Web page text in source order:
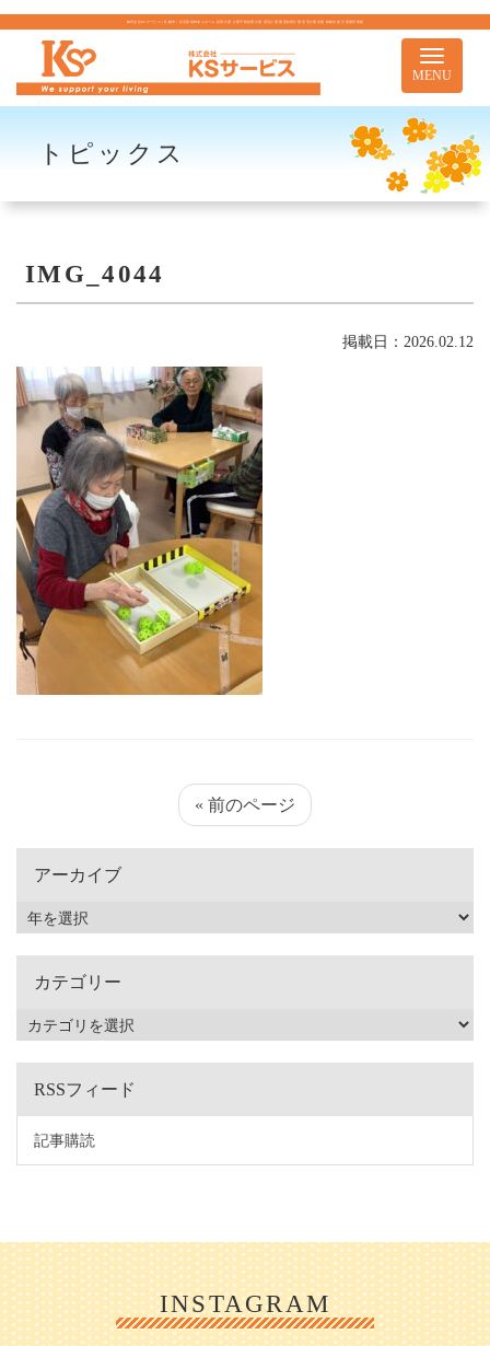
株式会社KSサービス｜札幌市｜住宅型有料老人ホーム 訪問介護 介護予防訪問介護 居宅介護 重度訪問介護 居宅介護支援 移動支援 児童通所事業
Toggle
MENU
トピックス
IMG_4044
掲載日：2026.02.12
« 前のページ
アーカイブ
カテゴリー
RSSフィード
記事購読
INSTAGRAM